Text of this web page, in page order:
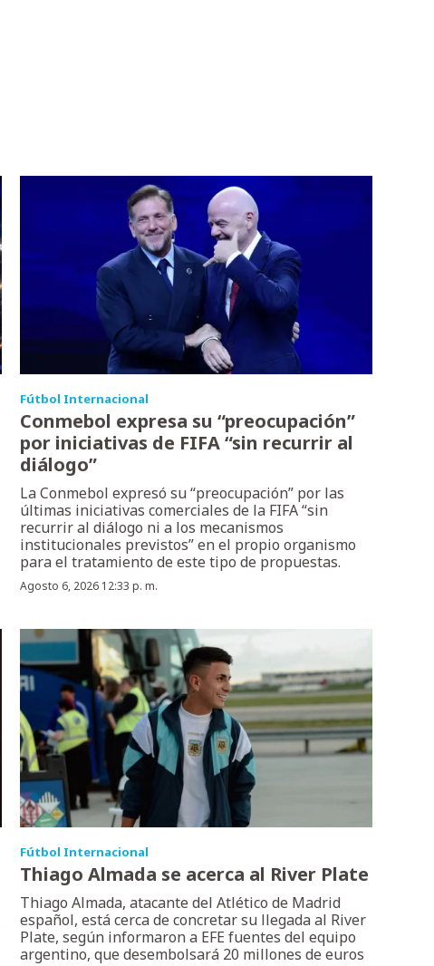
Fútbol Internacional
Conmebol expresa su “preocupación”
por iniciativas de FIFA “sin recurrir al
diálogo”
La Conmebol expresó su “preocupación” por las
últimas iniciativas comerciales de la FIFA “sin
recurrir al diálogo ni a los mecanismos
institucionales previstos” en el propio organismo
para el tratamiento de este tipo de propuestas.
Agosto 6, 2026 12:33 p. m.
Fútbol Internacional
Thiago Almada se acerca al River Plate
Thiago Almada, atacante del Atlético de Madrid
español, está cerca de concretar su llegada al River
Plate, según informaron a EFE fuentes del equipo
argentino, que desembolsará 20 millones de euros